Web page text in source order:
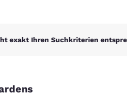
exakt Ihren Suchkriterien